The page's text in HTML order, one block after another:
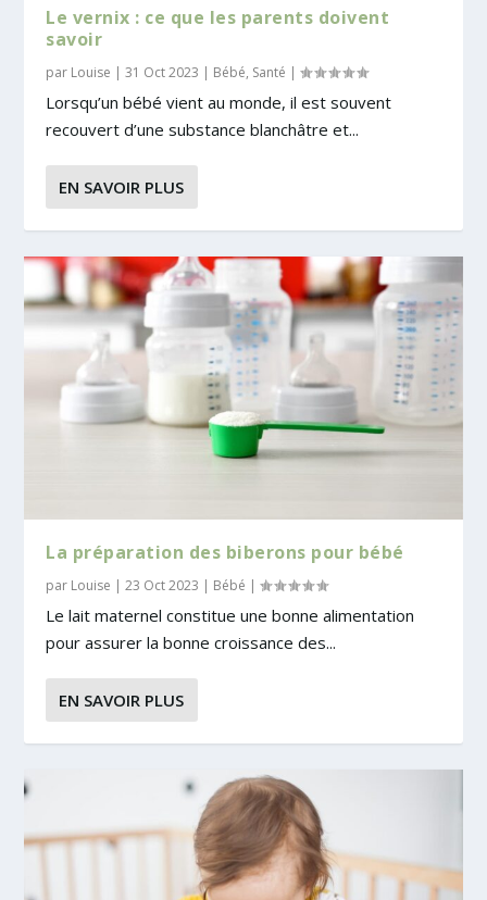
Le vernix : ce que les parents doivent
savoir
par Louise |31 Oct 2023 | Bébé, Santé |
Lorsqu’un bébé vient au monde, il est souvent
recouvert d’une substance blanchâtre et...
EN SAVOIR PLUS
La préparation des biberons pour bébé
par Louise |23 Oct 2023 | Bébé |
Le lait maternel constitue une bonne alimentation
pour assurer la bonne croissance des...
EN SAVOIR PLUS